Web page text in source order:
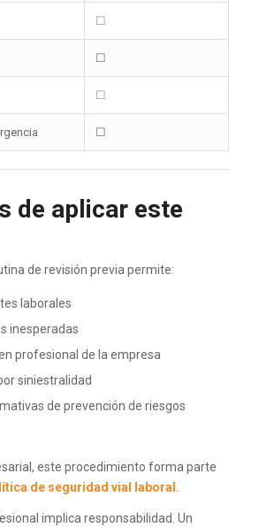
☐
☐
☐
☐
de aplicar este
de revisión previa permite:
laborales
inesperadas
profesional de la empresa
siniestralidad
de prevención de riesgos
este procedimiento forma parte
de seguridad vial laboral
implica responsabilidad. Un